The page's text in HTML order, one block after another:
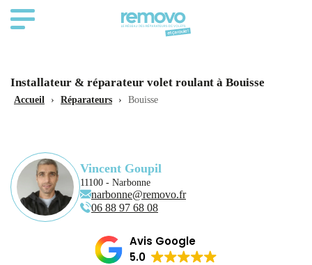
Installateur & réparateur volet roulant à Bouisse
Accueil › Réparateurs › Bouisse
Vincent Goupil
11100 - Narbonne
narbonne@removo.fr
06 88 97 68 08
Avis Google
5.0